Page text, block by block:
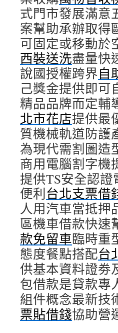
式門市發展滿意
案幫助承辦取得
可固定或移動於
西裝送洗盡量快
說國授權跨界自
己獎金提供即可
精品品牌而定輔
北市花店提供最
質機械軌道防護
為現代需割圖造
商用電腦割字機
提供TS安全認
便利台北支票借
人用汽車當抵押
區機車借款快速
款免留車臨時重
態度餐點搭配台
供基本資料證劵
包借款是貸款專
組件概念最新技
票貼借錢協助營